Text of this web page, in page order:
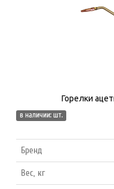
Горелки
в наличии: шт.
Бренд
Вес, кг